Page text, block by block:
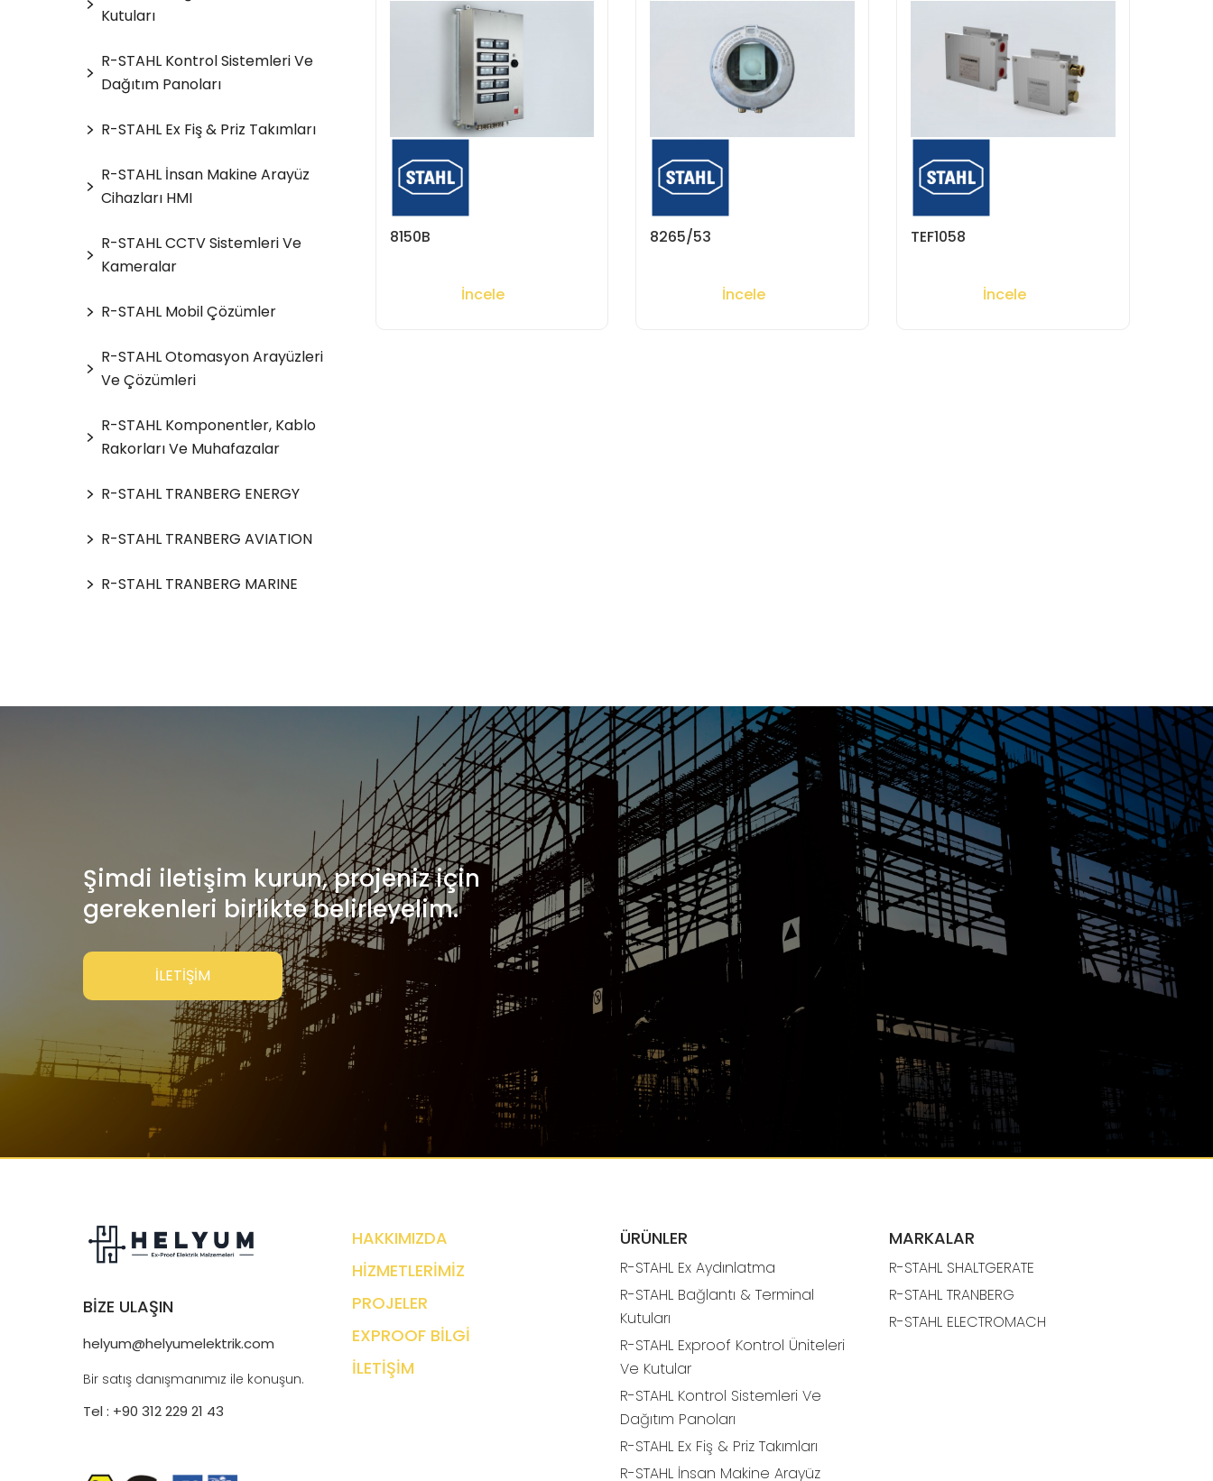
Kutuları
R-STAHL Kontrol Sistemleri Ve
Dağıtım Panoları
R-STAHL Ex Fiş & Priz Takımları
R-STAHL İnsan Makine Arayüz
Cihazları HMI
R-STAHL CCTV Sistemleri Ve
Kameralar
R-STAHL Mobil Çözümler
R-STAHL Otomasyon Arayüzleri
Ve Çözümleri
R-STAHL Komponentler, Kablo
Rakorları Ve Muhafazalar
R-STAHL TRANBERG ENERGY
R-STAHL TRANBERG AVIATION
R-STAHL TRANBERG MARINE
8150B
İncele
8265/53
İncele
TEF1058
İncele
Şimdi iletişim kurun, projeniz için
gerekenleri birlikte belirleyelim.
İLETİŞİM
BİZE ULAŞIN
helyum@helyumelektrik.com
Bir satış danışmanımız ile konuşun.
Tel : +90 312 229 21 43
HAKKIMIZDA
HİZMETLERİMİZ
PROJELER
EXPROOF BİLGİ
İLETİŞİM
ÜRÜNLER
R-STAHL Ex Aydınlatma
R-STAHL Bağlantı & Terminal
Kutuları
R-STAHL Exproof Kontrol Üniteleri
Ve Kutular
R-STAHL Kontrol Sistemleri Ve
Dağıtım Panoları
R-STAHL Ex Fiş & Priz Takımları
R-STAHL İnsan Makine Arayüz
MARKALAR
R-STAHL SHALTGERATE
R-STAHL TRANBERG
R-STAHL ELECTROMACH